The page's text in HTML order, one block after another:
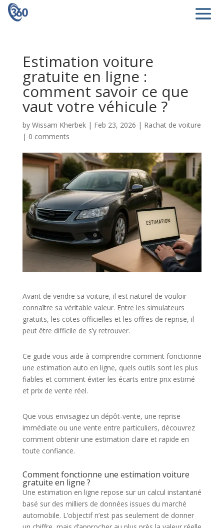
Estimation voiture
gratuite en ligne :
comment savoir ce que
vaut votre véhicule ?
by Wissam Kherbek| Feb 23, 2026 | Rachat de voiture
| 0 comments
Avant de vendre sa voiture, il est naturel de vouloir
connaître sa véritable valeur. Entre les simulateurs
gratuits, les cotes officielles et les offres de reprise, il
peut être difficile de s’y retrouver.
Ce guide vous aide à comprendre comment fonctionne
une estimation auto en ligne, quels outils sont les plus
fiables et comment éviter les écarts entre prix estimé
et prix de vente réel.
Que vous envisagiez un dépôt-vente, une reprise
immédiate ou une vente entre particuliers, découvrez
comment obtenir une estimation claire et rapide en
toute confiance.
Comment fonctionne une estimation voiture
gratuite en ligne ?
Une estimation en ligne repose sur un calcul instantané
basé sur des milliers de données issues du marché
automobile. L’objectif n’est pas seulement de donner